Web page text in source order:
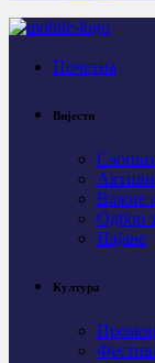
Почетна
Вијести
Важне
Одбор
Најаве
Култура